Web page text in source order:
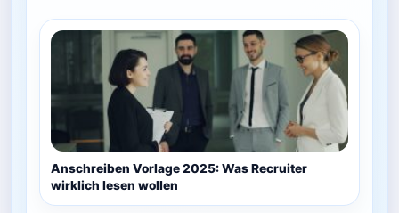
Anschreiben Vorlage 2025: Was Recruiter
wirklich lesen wollen